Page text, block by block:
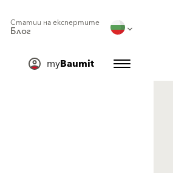
Статии на експертите
Блог
myBaumit